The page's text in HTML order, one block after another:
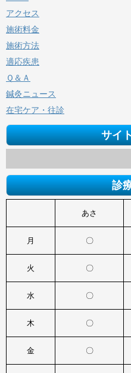
アクセス
施術料金
施術方法
適応疾患
Ｑ＆Ａ
鍼灸ニュース
在宅ケア・往診
サイ
診
あさ
月 〇
火 〇
水 〇
木 〇
金 〇